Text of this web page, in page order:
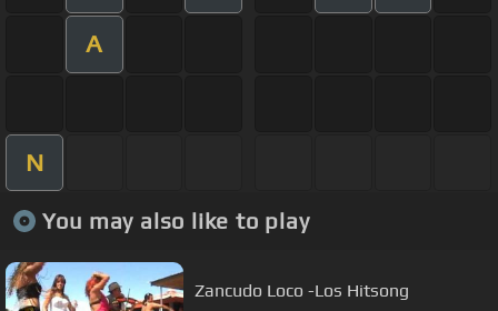
A
N
You may also like to play
Zancudo Loco -Los Hitsong